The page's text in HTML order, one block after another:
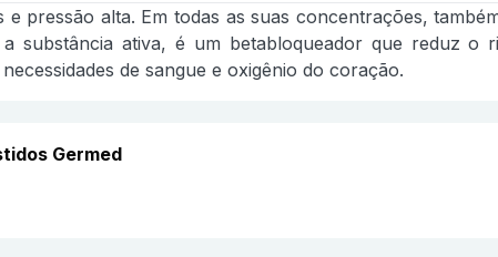
pressão alta. Em todas as suas concentrações,
substância ativa, é um betabloqueador que reduz o
de sangue e oxigênio do coração.
Germed